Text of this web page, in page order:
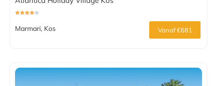
Marmari, Kos Vanaf €681